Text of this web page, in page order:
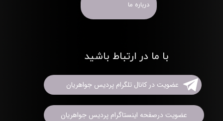
درباره ما
با ما در ارتباط باشید
عضویت در کانال تلگرام پردیس جواهریان
عضویت درصفحه اینستاگرام پردیس جواهریان